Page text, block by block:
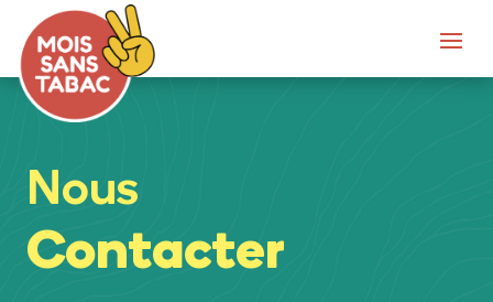
Nous
Contacter